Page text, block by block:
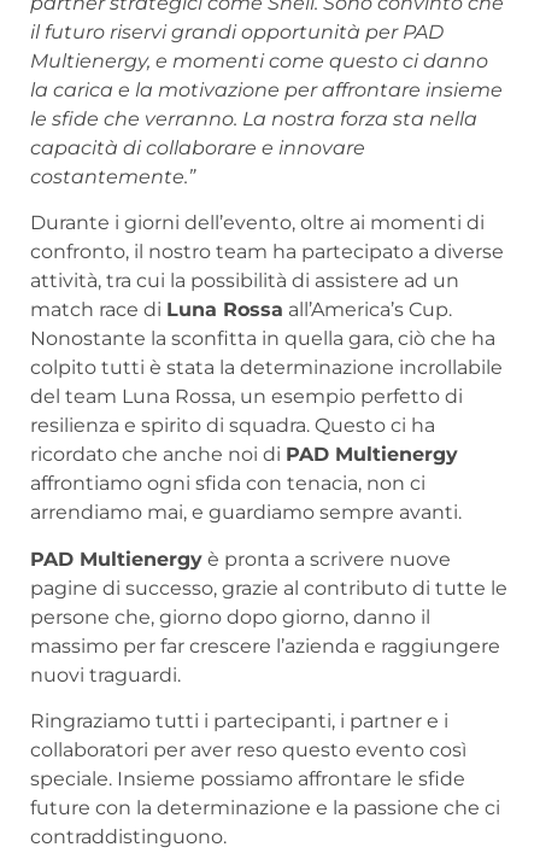
il futuro riservi grandi opportunità per PAD
Multienergy, e momenti come questo ci danno
la carica e la motivazione per affrontare insieme
le sfide che verranno. La nostra forza sta nella
capacità di collaborare e innovare
costantemente.”
Durante i giorni dell’evento, oltre ai momenti di
confronto, il nostro team ha partecipato a diverse
attività, tra cui la possibilità di assistere ad un
match race di Luna Rossa all’America’s Cup.
Nonostante la sconfitta in quella gara, ciò che ha
colpito tutti è stata la determinazione incrollabile
del team Luna Rossa, un esempio perfetto di
resilienza e spirito di squadra. Questo ci ha
ricordato che anche noi di PAD Multienergy
affrontiamo ogni sfida con tenacia, non ci
arrendiamo mai, e guardiamo sempre avanti.
PAD Multienergy è pronta a scrivere nuove
pagine di successo, grazie al contributo di tutte le
persone che, giorno dopo giorno, danno il
massimo per far crescere l’azienda e raggiungere
nuovi traguardi.
Ringraziamo tutti i partecipanti, i partner e i
collaboratori per aver reso questo evento così
speciale. Insieme possiamo affrontare le sfide
future con la determinazione e la passione che ci
contraddistinguono.